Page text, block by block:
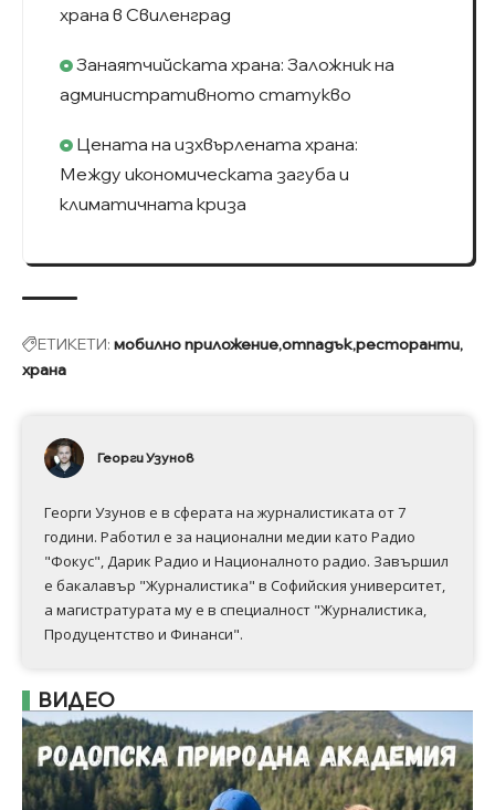
храна в Свиленград
Занаятчийската храна: Заложник на
административното статукво
Цената на изхвърлената храна:
Между икономическата загуба и
климатичната криза
ЕТИКЕТИ: мобилно приложениеотпадъкресторанти
храна
Георги Узунов
Георги Узунов е в сферата на журналистиката от 7
години. Работил е за национални медии като Радио
"Фокус", Дарик Радио и Националното радио. Завършил
е бакалавър "Журналистика" в Софийския университет,
а магистратурата му е в специалност "Журналистика,
Продуцентство и Финанси".
ВИДЕО